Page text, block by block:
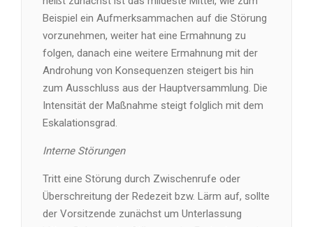
Beispiel ein Aufmerksammachen auf die Störung
vorzunehmen, weiter hat eine Ermahnung zu
folgen, danach eine weitere Ermahnung mit der
Androhung von Konsequenzen steigert bis hin
zum Ausschluss aus der Hauptversammlung. Die
Intensität der Maßnahme steigt folglich mit dem
Eskalationsgrad.
Interne Störungen
Tritt eine Störung durch Zwischenrufe oder
Überschreitung der Redezeit bzw. Lärm auf, sollte
der Vorsitzende zunächst um Unterlassung